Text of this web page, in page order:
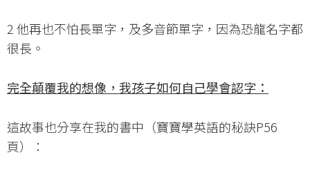
2 他再也不怕長單字，及多音節單字，因為恐龍名字都
很長。
完全顛覆我的想像，我孩子如何自己學會認字：
這故事也分享在我的書中（寶寶學英語的秘訣P56
頁）：